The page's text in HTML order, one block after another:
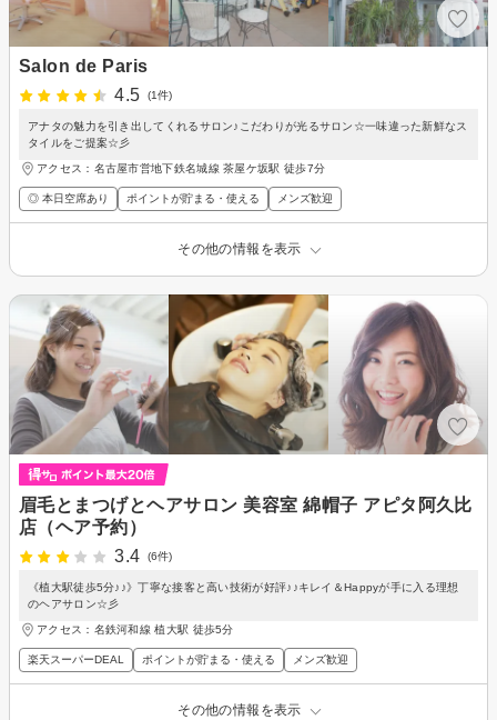
Salon de Paris
4.5
(1件)
アナタの魅力を引き出してくれるサロン♪こだわりが光るサロン☆一味違った新鮮なス
タイルをご提案☆彡
アクセス：名古屋市営地下鉄名城線 茶屋ケ坂駅 徒歩7分
◎ 本日空席あり ポイントが貯まる・使える メンズ歓迎
その他の情報を表示
眉毛とまつげとヘアサロン 美容室 綿帽子 アピタ阿久比
店（ヘア予約）
3.4
(6件)
《植大駅徒歩5分♪♪》丁寧な接客と高い技術が好評♪♪キレイ＆Happyが手に入る理想
のヘアサロン☆彡
アクセス：名鉄河和線 植大駅 徒歩5分
楽天スーパーDEAL ポイントが貯まる・使える メンズ歓迎
その他の情報を表示